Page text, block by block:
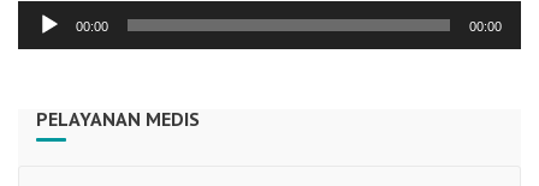
Audio
00:00 00:00
PELAYANAN MEDIS